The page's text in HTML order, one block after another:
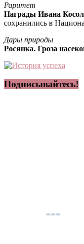
Раритет
Награды Ивана
сохранились в
Дары природы
Росянка. Гроза
Подписывайтесь!